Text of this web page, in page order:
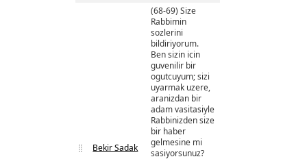
Bekir Sadak
(68-69) Size
Rabbimin
sozlerini
bildiriyorum.
Ben sizin icin
guvenilir bir
ogutcuyum; sizi
uyarmak uzere,
aranizdan bir
adam vasitasiyle
Rabbinizden size
bir haber
gelmesine mi
sasiyorsunuz?